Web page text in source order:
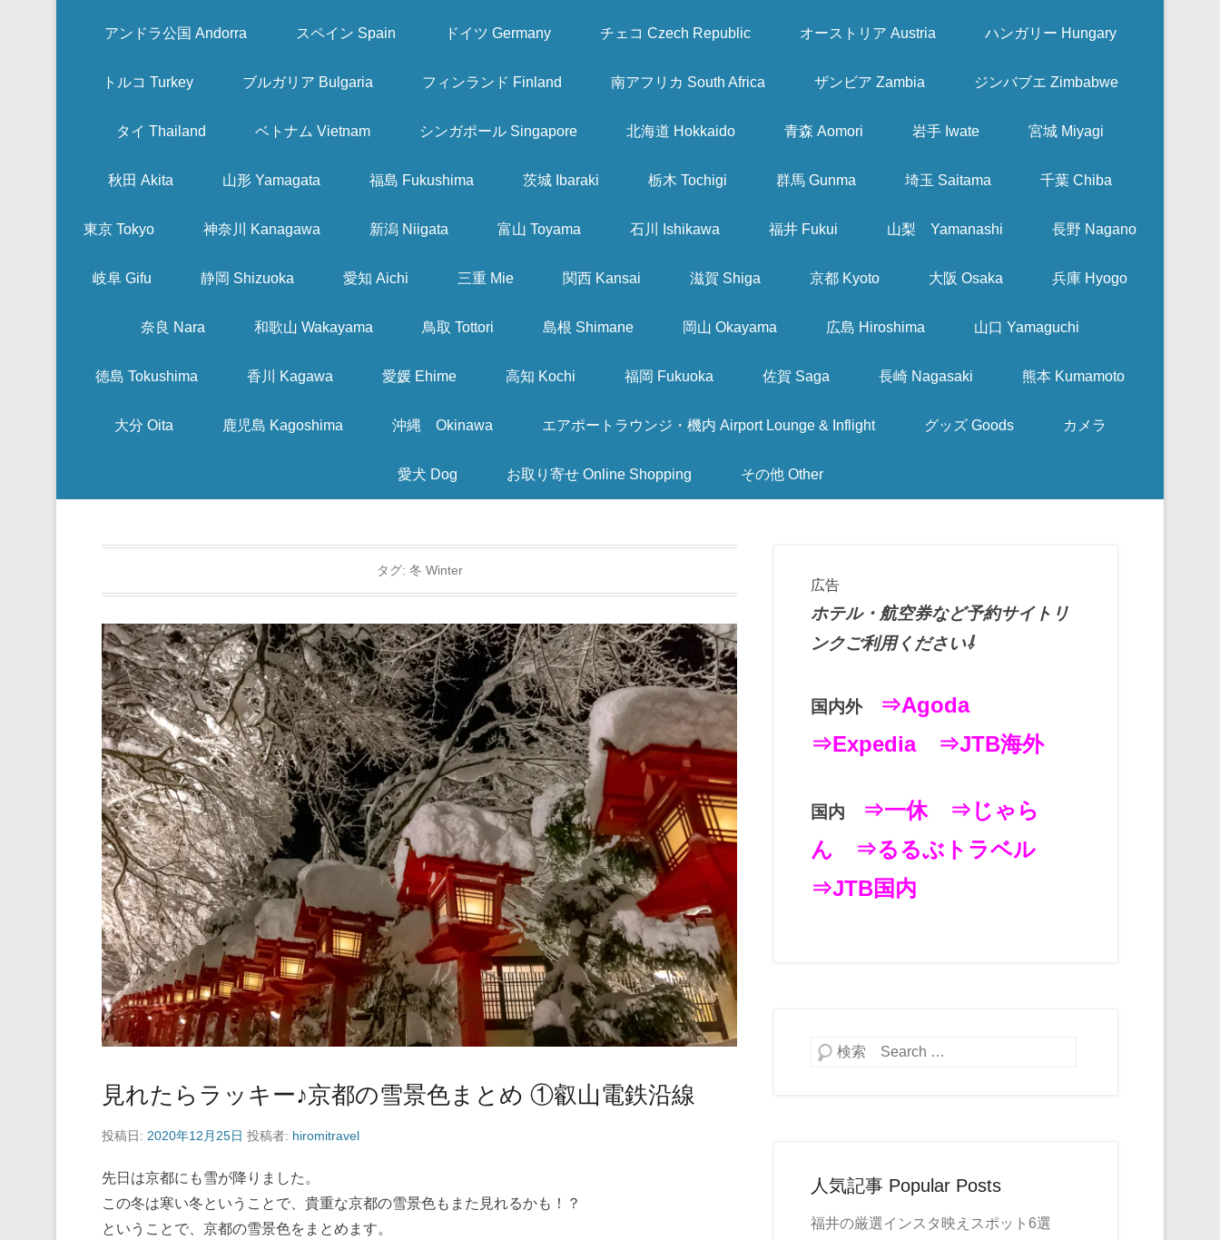
アンドラ公国 Andorra スペイン Spain ドイツ Germany チェコ Czech Republic オーストリア Austria ハンガリー Hungary
トルコ Turkey ブルガリア Bulgaria フィンランド Finland 南アフリカ South Africa ザンビア Zambia ジンバブエ Zimbabwe
タイ Thailand ベトナム Vietnam シンガポール Singapore 北海道 Hokkaido 青森 Aomori 岩手 Iwate 宮城 Miyagi
秋田 Akita 山形 Yamagata 福島 Fukushima 茨城 Ibaraki 栃木 Tochigi 群馬 Gunma 埼玉 Saitama 千葉 Chiba
東京 Tokyo 神奈川 Kanagawa 新潟 Niigata 富山 Toyama 石川 Ishikawa 福井 Fukui 山梨 Yamanashi 長野 Nagano
岐阜 Gifu 静岡 Shizuoka 愛知 Aichi 三重 Mie 関西 Kansai 滋賀 Shiga 京都 Kyoto 大阪 Osaka 兵庫 Hyogo
奈良 Nara 和歌山 Wakayama 鳥取 Tottori 島根 Shimane 岡山 Okayama 広島 Hiroshima 山口 Yamaguchi
徳島 Tokushima 香川 Kagawa 愛媛 Ehime 高知 Kochi 福岡 Fukuoka 佐賀 Saga 長崎 Nagasaki 熊本 Kumamoto
大分 Oita 鹿児島 Kagoshima 沖縄 Okinawa エアポートラウンジ・機内 Airport Lounge & Inflight グッズ Goods カメラ
愛犬 Dog お取り寄せ Online Shopping その他 Other
タグ: 冬 Winter
見れたらラッキー♪京都の雪景色まとめ ①叡山電鉄沿線
投稿日: 2020年12月25日 投稿者: hiromitravel
先日は京都にも雪が降りました。
この冬は寒い冬ということで、貴重な京都の雪景色もまた見れるかも！？
ということで、京都の雪景色をまとめます。
広告
ホテル・航空券など予約サイトリ
ンクご利用ください⇩
国内外
⇒Agoda
⇒Expedia
⇒JTB海外
国内 ⇒一休
⇒じゃら
ん
⇒るるぶトラベル
⇒JTB国内
検索
人気記事 Popular Posts
福井の厳選インスタ映えスポット6選